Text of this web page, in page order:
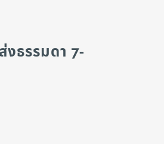
งธรรมดา 7-